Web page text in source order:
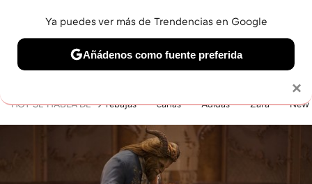
BELLEZA SHOPPING VIAJES GASTRO SNEAKERS
HOY SE HABLA DE rebajas canas Adidas Zara New
×
Ya puedes ver más de Trendencias en Google
Añádenos como fuente preferida